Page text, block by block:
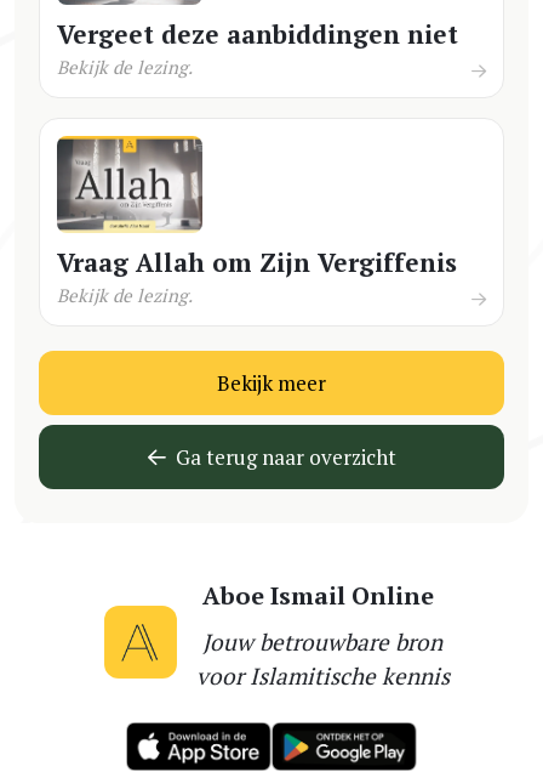
Vergeet deze aanbiddingen niet
Bekijk de lezing.
Vraag Allah om Zijn Vergiffenis
Bekijk de lezing.
Bekijk meer
Ga terug naar overzicht
Aboe Ismail Online
Jouw betrouwbare bron
voor Islamitische kennis